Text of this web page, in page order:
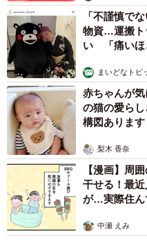
「不謹慎で
物資…運搬ト
い 「痛いほ
まいどなトピ
赤ちゃんが
の猫の愛ら
構図あります
梨木 香奈
【漫画】周
干せる！最
が…実際住ん
中瀬 えみ